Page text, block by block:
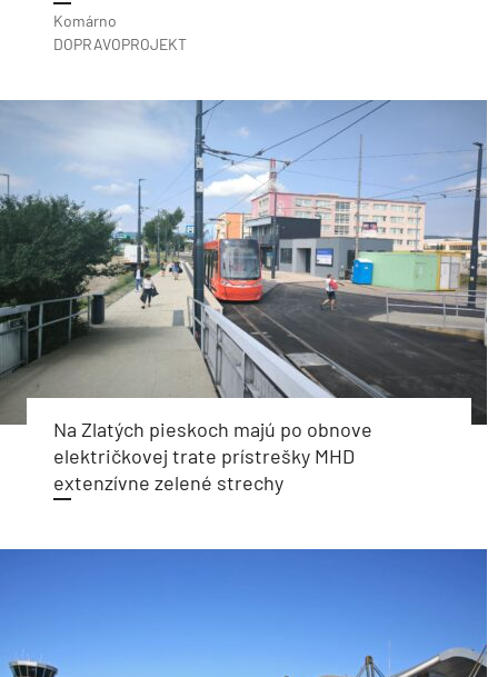
Komárno
DOPRAVOPROJEKT
Na Zlatých pieskoch majú po obnove
električkovej trate prístrešky MHD
extenzívne zelené strechy